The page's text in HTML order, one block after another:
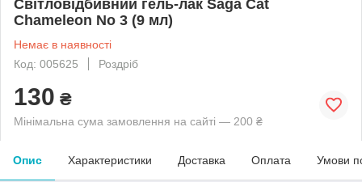
Світловідбивний гель-лак Saga Cat
Chameleon No 3 (9 мл)
Немає в наявності
Код: 005625
Роздріб
130 ₴
Мінімальна сума замовлення на сайті — 200 ₴
Опис Характеристики Доставка Оплата Умови